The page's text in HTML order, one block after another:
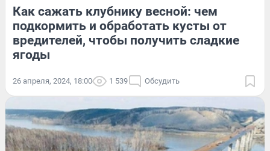
Как сажать клубнику весной: чем
подкормить и обработать кусты от
вредителей, чтобы получить сладкие
ягоды
26 апреля, 2024, 18:00 1 539 Обсудить